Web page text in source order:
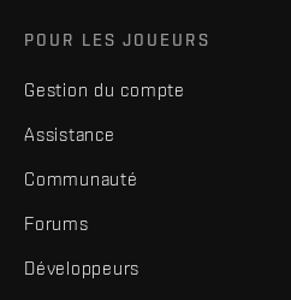
POUR LES JOUEURS
Gestion du compte
Assistance
Communauté
Forums
Développeurs